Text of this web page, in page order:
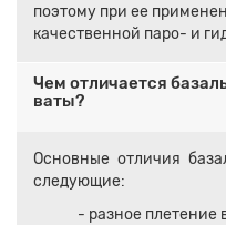
поэтому при ее
качественной паро- и
Чем отличается
ваты?
Основные отличия
следующие:
- разное плетение